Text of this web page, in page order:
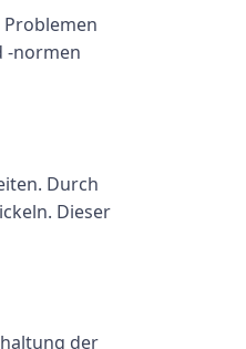
-normen
Durch
Dieser
der